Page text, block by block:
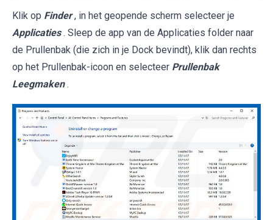
Klik op Finder , in het geopende scherm selecteer je
Applicaties . Sleep de app van de Applicaties folder naar
de Prullenbak (die zich in je Dock bevindt), klik dan rechts
op het Prullenbak-icoon en selecteer Prullenbak
Leegmaken .